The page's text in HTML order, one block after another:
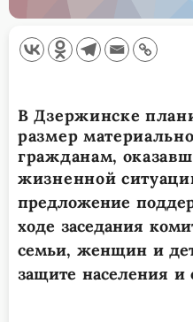
В Дзержинске
размер
гражданам,
жизненной
предложение
ходе заседания
семьи, женщин и
защите населения и